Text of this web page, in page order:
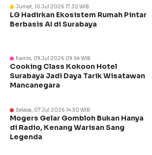
Jumat, 10 Jul 2026 17:32 WIB
LG Hadirkan Ekosistem Rumah Pintar
Berbasis AI di Surabaya
Kamis, 09 Jul 2026 09:54 WIB
Cooking Class Kokoon Hotel
Surabaya Jadi Daya Tarik Wisatawan
Mancanegara
Selasa, 07 Jul 2026 14:30 WIB
Mogers Gelar Gombloh Bukan Hanya
di Radio, Kenang Warisan Sang
Legenda